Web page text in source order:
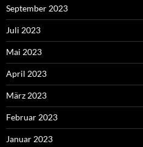
September 2023
Juli 2023
Mai 2023
April 2023
März 2023
Februar 2023
Januar 2023